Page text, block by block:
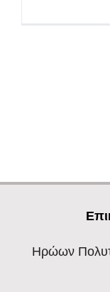
Ηρώων